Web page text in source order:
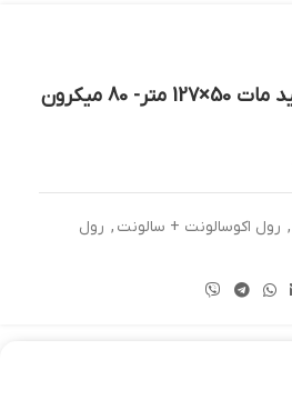
رول وینیل پشت سفید مات 50×127 متر- 80 میکرون
, رول اکوسالونت + سالونت , رول